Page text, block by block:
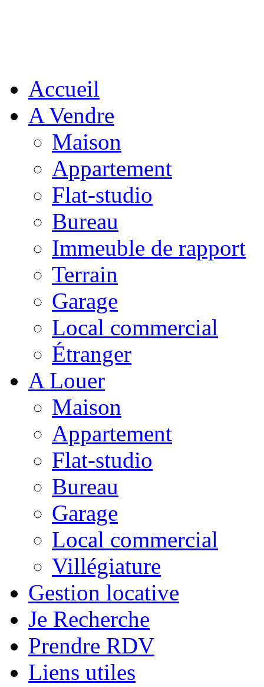
Accueil
A Vendre
Maison
Appartement
Flat-studio
Bureau
Immeuble de rapport
Terrain
Garage
Local commercial
Étranger
A Louer
Maison
Appartement
Flat-studio
Bureau
Garage
Local commercial
Villégiature
Gestion locative
Je Recherche
Prendre RDV
Liens utiles